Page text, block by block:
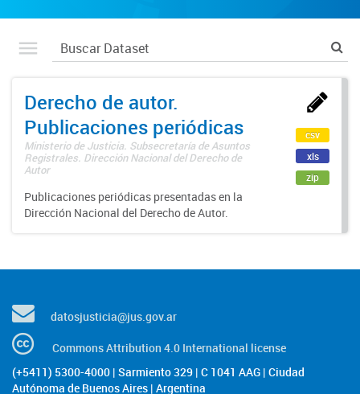
Derecho de autor.
Publicaciones periódicas
Ministerio de Justicia. Subsecretaría de Asuntos
Registrales. Dirección Nacional del Derecho de
Autor
Publicaciones periódicas presentadas en la
Dirección Nacional del Derecho de Autor.
csv
xls
zip
datosjusticia@jus.gov.ar
Commons Attribution 4.0 International license
(+5411) 5300-4000 | Sarmiento 329 | C 1041 AAG | Ciudad
Autónoma de Buenos Aires | Argentina